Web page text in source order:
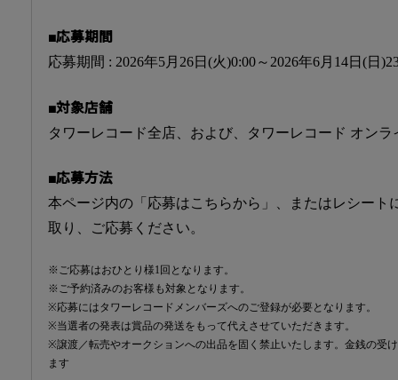
■応募期間
応募期間 : 2026年5月26日(火)0:00～2026年6月14日(日
■対象店舗
タワーレコード全店、および、タワーレコード オンラ
■応募方法
本ページ内の「応募はこちらから」、またはレシート
取り、ご応募ください。
※ご応募はおひとり様1回となります。
※ご予約済みのお客様も対象となります。
※応募にはタワーレコードメンバーズへのご登録が必要となります。
※当選者の発表は賞品の発送をもって代えさせていただきます。
※譲渡／転売やオークションへの出品を固く禁止いたします。金銭の受
ます